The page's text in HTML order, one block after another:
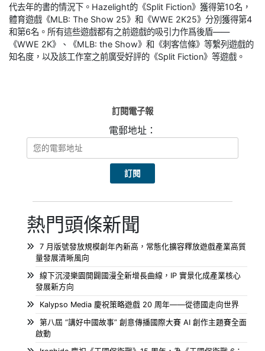
代去年的書的情況下。Hazelight的《Split Fiction》獲得第10名，
體育遊戲《MLB: The Show 25》和《WWE 2K25》分別獲得第4
和第6名。所有這些遊戲都有之前遊戲的吸引力作爲後盾——
《WWE 2K》、《MLB: the Show》和《刺客信條》等繫列遊戲的
知名度，以及該工作室之前廣受好評的《Split Fiction》等遊戲。
訂閱電子報
電郵地址：
熱門頭條新聞
7 月版號發放規模創年內新高，常態化擴容釋放遊戲產業高質
量發展清晰風向
線下沉浸樂園開闢國漫全新增長曲線，IP 實景化成產業核心
發展新方向
Kalypso Media 慶祝策略遊戲 20 周年——從德國走向世界
第八屆 “講好中國故事” 創意傳播國際大賽 AI 創作主題賽全面
啟動